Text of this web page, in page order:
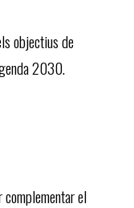
objectius de
2030.
el